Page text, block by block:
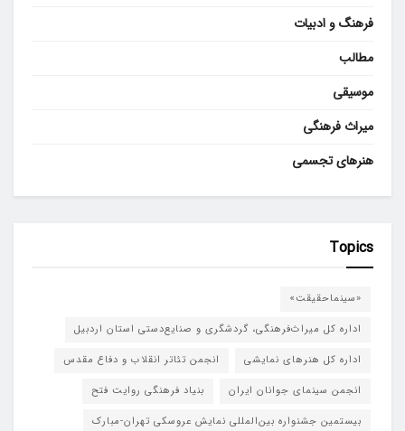
فرهنگ و ادبیات
مطالب
موسیقی
میراث فرهنگی
هنرهای تجسمی
Topics
«سینماحقیقت»
اداره کل میراث‌فرهنگی، گردشگری و صنایع‌دستی استان اردبیل
اداره کل هنرهای نمایشی
انجمن تئاتر انقلاب و دفاع مقدس
انجمن سینمای جوانان ایران
بنیاد فرهنگی روایت فتح
بیستمین جشنواره بین‌المللی نمایش عروسکی تهران-مبارک